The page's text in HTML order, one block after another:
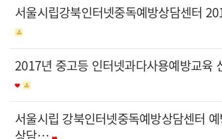
서울시립강북인터넷중독예방상담센터
2017년 중고등 인터넷과다사용예방교육
서울시립 강북인터넷중독예방상담센터
상담…